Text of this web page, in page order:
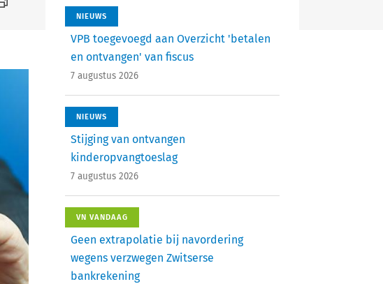
NIEUWS
VPB toegevoegd aan Overzicht 'betalen
en ontvangen' van fiscus
7 augustus 2026
NIEUWS
Stijging van ontvangen
kinderopvangtoeslag
7 augustus 2026
VN VANDAAG
Geen extrapolatie bij navordering
wegens verzwegen Zwitserse
bankrekening